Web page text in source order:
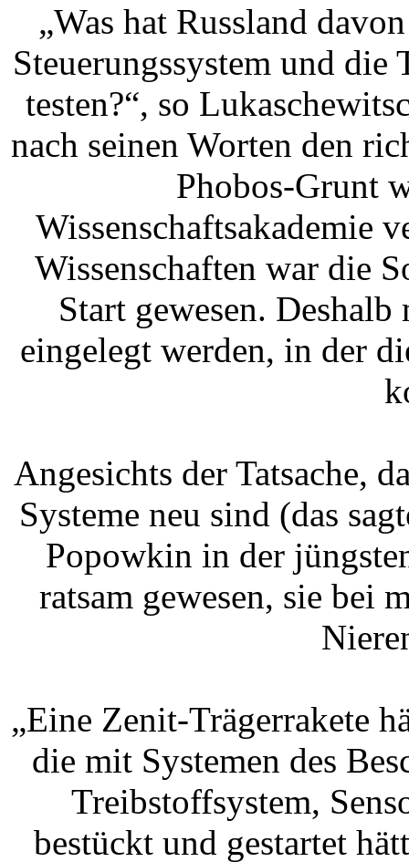
„Was hat Russland
Steuerungssystem und
testen?“, so
nach seinen Worten den
Phobos-Grunt
Wissenschaftsakademie
Wissenschaften war die
Start gewesen.
eingelegt werden, in der
Angesichts der Tatsache,
Systeme neu sind (das
Popowkin in der
ratsam gewesen, sie bei
„Eine Zenit-Trägerrakete
die mit Systemen des
Treibstoffsystem,
bestückt und gestartet